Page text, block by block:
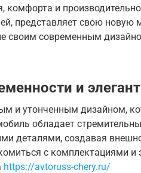
комфорта и
представляет свою новую
своим современным
и
и утонченным дизайном,
обладает
деталями, создавая
с комплектациями и
https://avtoruss-chery.ru/